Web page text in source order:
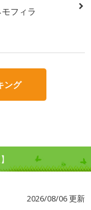
フィラ
ング
2026/08/06 更新